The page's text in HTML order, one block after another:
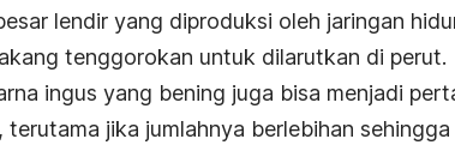
lendir yang diproduksi oleh jaringan
tenggorokan untuk dilarutkan di perut.
ingus yang bening juga bisa menjadi
terutama jika jumlahnya berlebihan